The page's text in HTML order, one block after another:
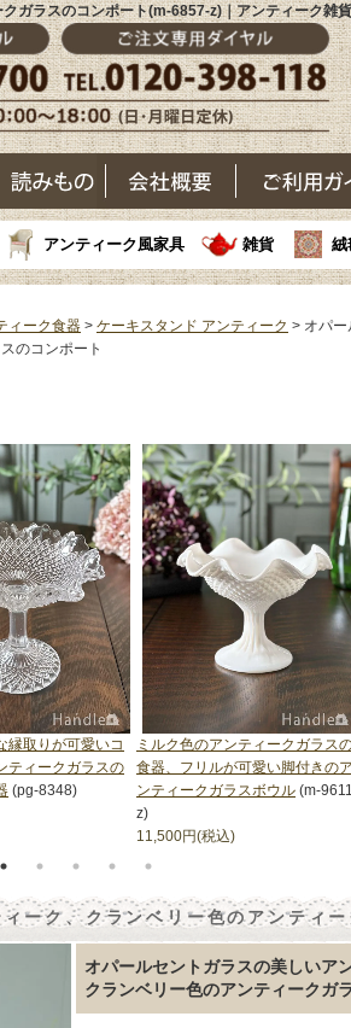
ガラスのコンポート(m-6857-z)｜アンティーク雑貨
アンティーク風家具 雑貨 絨
ィーク食器 > ケーキスタンド アンティーク > オパー
のコンポート
縁取りが可愛いコ
ティークガラスの
(pg-8348)
ミルク色のアンティークガラス
食器、フリルが可愛い脚付きのア
ンティークガラスボウル (m-
z)
11,500円(税込)
ーク、クランベリー色のアンティ
オパールセントガラスの美しいア
クランベリー色のアンティークガ